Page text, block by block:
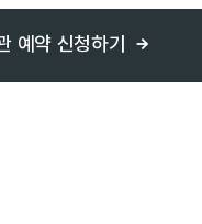
예약 신청하기